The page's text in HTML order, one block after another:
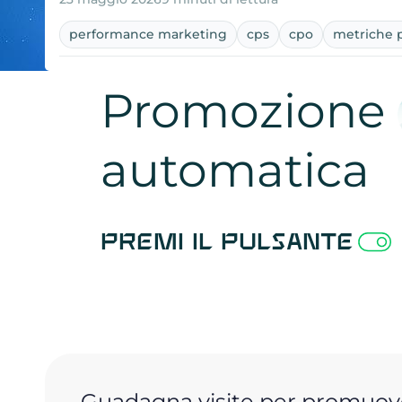
performance marketing cps cpo metriche
Promozione
automatica
Premi il pulsante